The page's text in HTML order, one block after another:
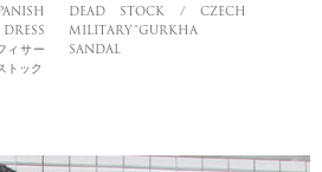
ィサー
トック
DEAD STOCK / CZECH
MILITARY”GURKHA
SANDAL